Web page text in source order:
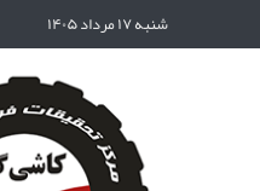
شنبه ۱۷ مرداد ۱۴۰۵